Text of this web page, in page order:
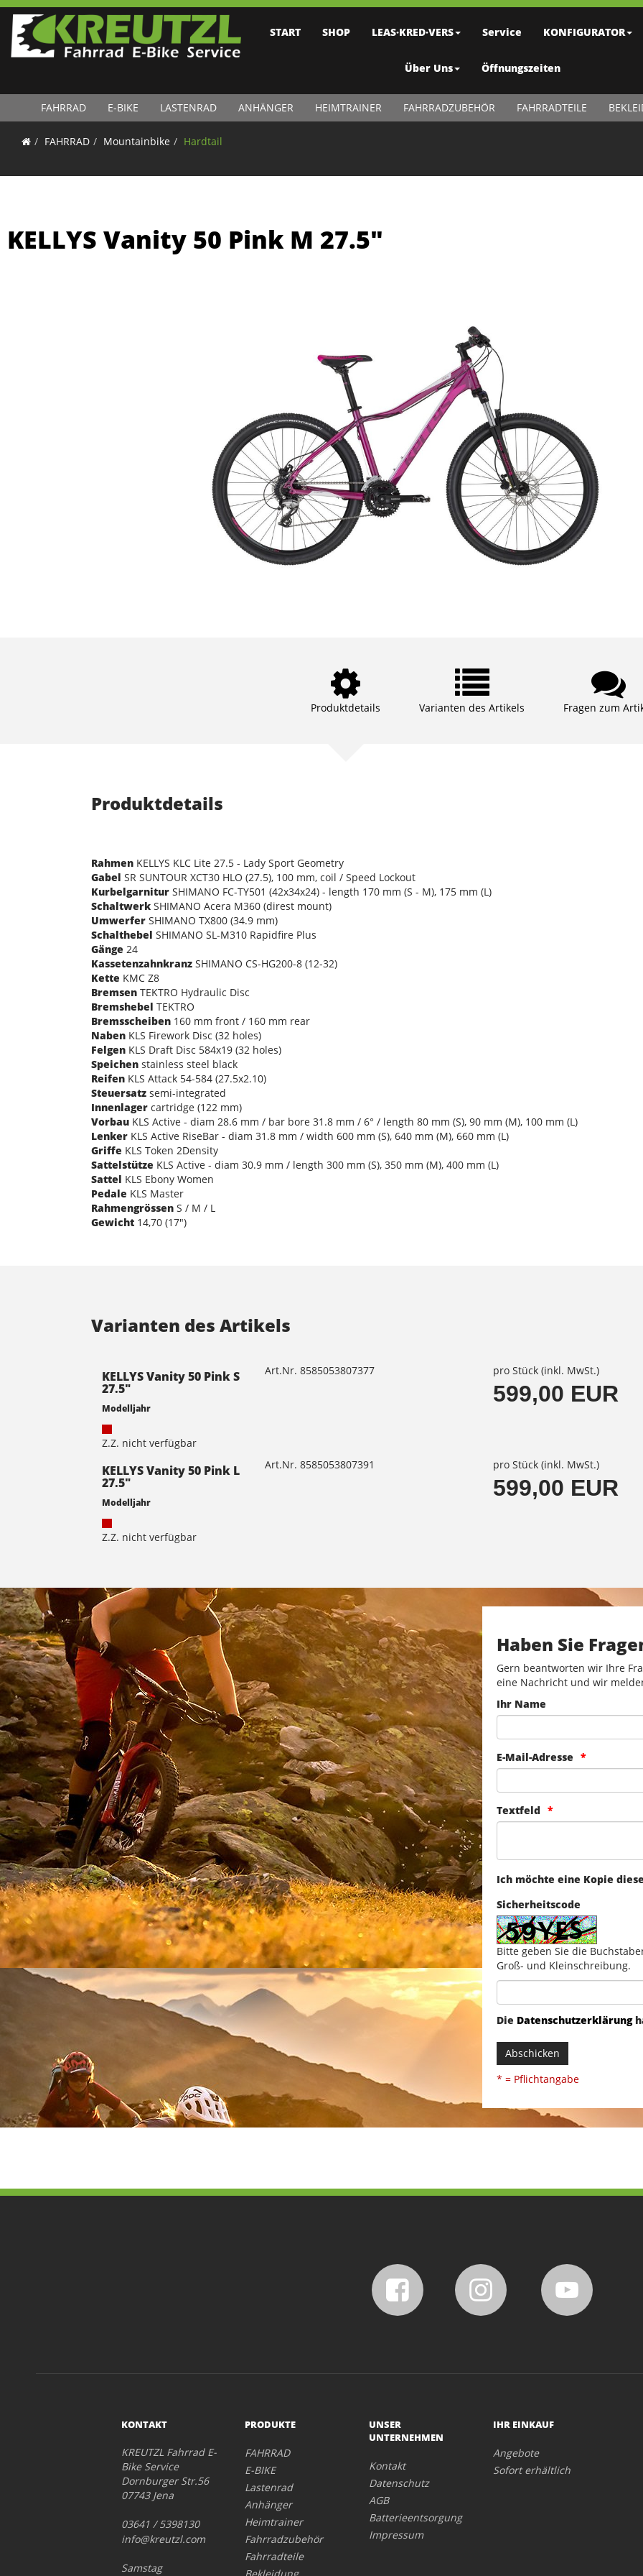
START SHOP LEAS·KRED·VERS Service KONFIGURATOR
Über Uns Öffnungszeiten
FAHRRAD E-BIKE LASTENRAD ANHÄNGER HEIMTRAINER FAHRRADZUBEHÖR FAHRRADTEILE
FAHRRAD Mountainbike Hardtail
KELLYS Vanity 50 Pink M 27.5"
Produktdetails Varianten des Artikels Fragen zum
Produktdetails
Rahmen KELLYS KLC Lite 27.5 - Lady Sport Geometry
Gabel SR SUNTOUR XCT30 HLO (27.5), 100 mm, coil / Speed Lockout
Kurbelgarnitur SHIMANO FC-TY501 (42x34x24) - length 170 mm (S - M), 175 mm (L)
Schaltwerk SHIMANO Acera M360 (direst mount)
Umwerfer SHIMANO TX800 (34.9 mm)
Schalthebel SHIMANO SL-M310 Rapidfire Plus
Gänge 24
Kassetenzahnkranz SHIMANO CS-HG200-8 (12-32)
Kette KMC Z8
Bremsen TEKTRO Hydraulic Disc
Bremshebel TEKTRO
Bremsscheiben 160 mm front / 160 mm rear
Naben KLS Firework Disc (32 holes)
Felgen KLS Draft Disc 584x19 (32 holes)
Speichen stainless steel black
Reifen KLS Attack 54-584 (27.5x2.10)
Steuersatz semi-integrated
Innenlager cartridge (122 mm)
Vorbau KLS Active - diam 28.6 mm / bar bore 31.8 mm / 6° / length 80 mm (S), 90 mm (M), 100 mm (L)
Lenker KLS Active RiseBar - diam 31.8 mm / width 600 mm (S), 640 mm (M), 660 mm (L)
Griffe KLS Token 2Density
Sattelstütze KLS Active - diam 30.9 mm / length 300 mm (S), 350 mm (M), 400 mm (L)
Sattel KLS Ebony Women
Pedale KLS Master
Rahmengrössen S / M / L
Gewicht 14,70 (17")
Varianten des Artikels
KELLYS Vanity 50 Pink S
27.5"
Modelljahr
Z.Z. nicht verfügbar
Art.Nr. 8585053807377 pro Stück (inkl. MwSt.)
599,00 EUR
KELLYS Vanity 50 Pink L
27.5"
Modelljahr
Z.Z. nicht verfügbar
Art.Nr. 8585053807391 pro Stück (inkl. MwSt.)
599,00 EUR
Haben Sie
Gern beantworten wir Ihre
eine Nachricht und wir
Ihr Name
E-Mail-Adresse
Textfeld
Ich möchte eine Kopie
Sicherheitscode
Bitte geben Sie die
Groß- und Kleinschreibung.
Die Datenschutzerklärung
Abschicken
* = Pflichtangabe
KONTAKT
KREUTZL Fahrrad E-
Bike Service
Dornburger Str.56
07743 Jena
03641 / 5398130
info@kreutzl.com
Samstag
PRODUKTE
FAHRRAD
E-BIKE
Lastenrad
Anhänger
Heimtrainer
Fahrradzubehör
Fahrradteile
UNSER
UNTERNEHMEN
Kontakt
Datenschutz
AGB
Batterieentsorgung
Impressum
IHR EINKAUF
Angebote
Sofort erhältlich